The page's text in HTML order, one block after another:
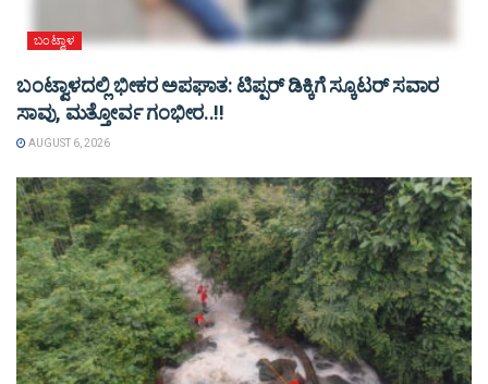
ಬಂಟ್ವಾಳ
ಬಂಟ್ವಾಳದಲ್ಲಿ ಭೀಕರ ಅಪಘಾತ: ಟಿಪ್ಪರ್ ಡಿಕ್ಕಿಗೆ ಸ್ಕೂಟರ್ ಸವಾರ
ಸಾವು, ಮತ್ತೋರ್ವ ಗಂಭೀರ..!!
AUGUST 6, 2026